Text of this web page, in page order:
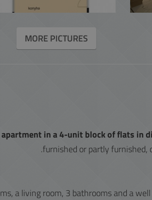
MORE PICTURES
in a 4-unit block of flats in
furnished or partly furnished,
a living room, 3 bathrooms and a